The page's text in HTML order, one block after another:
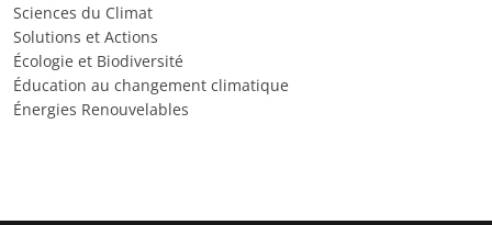
Sciences du Climat
Solutions et Actions
Écologie et Biodiversité
Éducation au changement climatique
Énergies Renouvelables